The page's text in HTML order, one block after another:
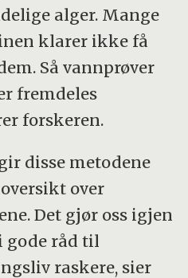
alger. Mange
klarer ikke få
Så vannprøver
fremdeles
forskeren.
disse metodene
over
Det gjør oss igjen
gode råd til
raskere, sier